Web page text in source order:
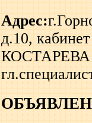
Адрес:
д.10,